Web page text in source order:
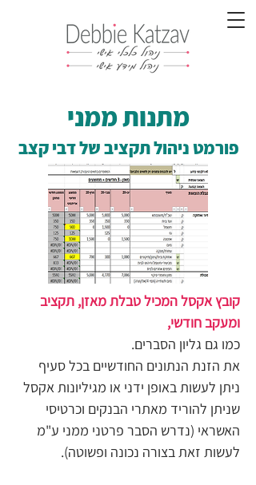
מתנות ממני
פורמט ניהול תקציב של דבי קצב
קובץ אקסל המכיל טבלת מאזן, תקציב
ומעקב חודשי,
כמו גם גליון הסברים.
את הזנת הנתונים החודשיים בכל סעיף
ניתן לעשות באופן ידני או מגיליונות אקסל
שניתן להוריד מאתרי הבנקים וכרטיסי
האשראי (נדרש הסבר פרטני ממני ע"מ
לעשות זאת בצורה נכונה ופשוטה).